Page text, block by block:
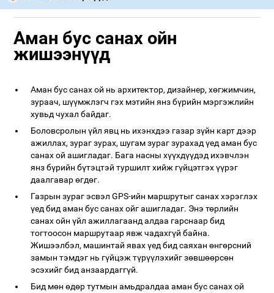
Аман бус санах ойн
жишээнүүд
Аман бус санах ой нь архитектор, дизайнер, хөгжимчин,
зураач, шүүмжлэгч гэх мэтийн янз бүрийн мэргэжлийн
хувьд чухал байдаг.
Боловсролын үйл явц нь ихэнхдээ газар зүйн карт дээр
ажиллах, зураг зурах, шугам зураг зурахад үед аман бус
санах ой ашигладаг. Бага насны хүүхдүүдэд ихэвчлэн
янз бүрийн бүтэцтэй туршилт хийж гүйцэтгэх үүрэг
даалгавар өгдөг.
Газрын зураг эсвэл GPS-ийн маршрутыг санах хэрэглэх
үед бид аман бус санах ойг ашигладаг. Энэ төрлийн
санах ойн үйл ажиллагаанд алдаа гарснаар бид
тогтоосон маршрутаар явж чадахгүй байна.
Жишээлбэл, машинтай явах үед бид саяхан өнгөрсний
замын тэмдэг нь гүйцэж түрүүлэхийг зөвшөөрсөн
эсэхийг бид анзаардаггүй.
Бид мөн өдөр тутмын амьдралдаа аман бус санах ой